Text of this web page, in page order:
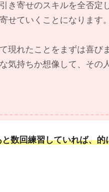
き寄せのスキルを全否定
せていくことになります。
現れたことをまずは喜び
気持ちか想像して、その
数回練習していれば、的